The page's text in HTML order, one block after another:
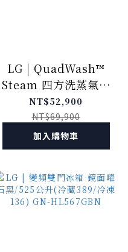
LG | QuadWash™
Steam 四方洗蒸氣超
潔凈洗碗機 (雪霧白)
｜Objet Collection®
DFB335HE
NT$52,900
NT$69,900
加入購物車